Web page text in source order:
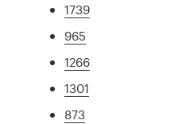
1739
965
1266
1301
873